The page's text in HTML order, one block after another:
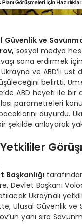
Güvenlik ve
sosyal medya
sona erdirmek
Ukrayna ve ABD’li
belirtti.
ABD heyeti ile bir
parametreleri
duyurdu.
şekilde anlayarak
Başkanlığı
Devlet Başkanı
Ukraynalı
Ulusal Güvenlik ve
yanı sıra